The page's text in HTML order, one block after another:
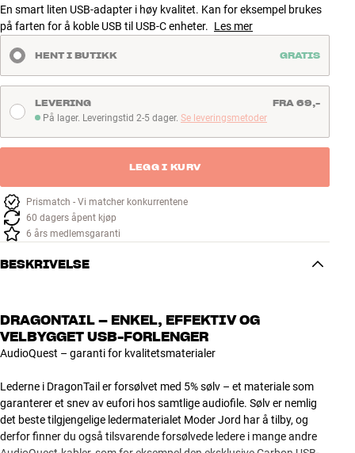
Kundeservice
Bygg med lyd
En smart liten USB-adapter i høy kvalitet. Kan for eksempel brukes
på farten for å koble USB til USB-C enheter. Les mer
HENT I BUTIKK GRATIS
På lager. Leveringstid 2-5 dager
På lager. Leveringstid 2-5 dager. Se leveringsmetoder
LEVERING FRA 69,-
LEGG I KURV
Prismatch - Vi matcher konkurrentene
60 dagers åpent kjøp
6 års medlemsgaranti
BESKRIVELSE
DRAGONTAIL – ENKEL, EFFEKTIV OG
VELBYGGET USB-FORLENGER
AudioQuest – garanti for kvalitetsmaterialer
Lederne i DragonTail er forsølvet med 5% sølv – et materiale som
garanterer et snev av eufori hos samtlige audiofile. Sølv er nemlig
det beste tilgjengelige ledermaterialet Moder Jord har å tilby, og
derfor finner du også tilsvarende forsølvede ledere i mange andre